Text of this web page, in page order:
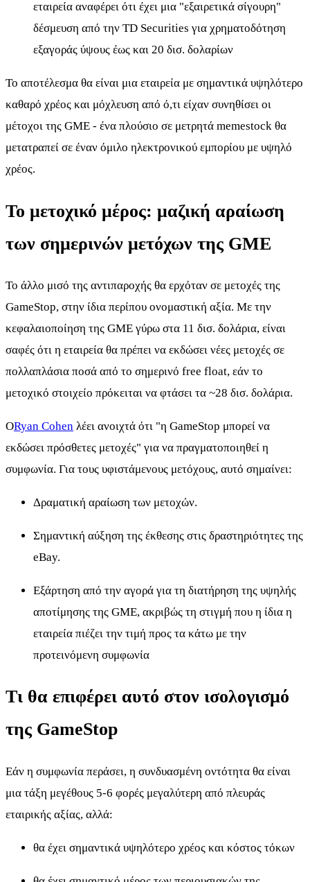
εταιρεία αναφέρει ότι έχει μια "εξαιρετικά σίγουρη"
δέσμευση από την TD Securities για χρηματοδότηση
εξαγοράς ύψους έως και 20 δισ. δολαρίων
Το αποτέλεσμα θα είναι μια εταιρεία με σημαντικά υψηλότερο
καθαρό χρέος και μόχλευση από ό,τι είχαν συνηθίσει οι
μέτοχοι της GME - ένα πλούσιο σε μετρητά memestock θα
μετατραπεί σε έναν όμιλο ηλεκτρονικού εμπορίου με υψηλό
χρέος.
Το μετοχικό μέρος: μαζική αραίωση
των σημερινών μετόχων της GME
Το άλλο μισό της αντιπαροχής θα ερχόταν σε μετοχές της
GameStop, στην ίδια περίπου ονομαστική αξία. Με την
κεφαλαιοποίηση της GME γύρω στα 11 δισ. δολάρια, είναι
σαφές ότι η εταιρεία θα πρέπει να εκδώσει νέες μετοχές σε
πολλαπλάσια ποσά από το σημερινό free float, εάν το
μετοχικό στοιχείο πρόκειται να φτάσει τα ~28 δισ. δολάρια.
ΟRyan Cohen λέει ανοιχτά ότι "η GameStop μπορεί να
εκδώσει πρόσθετες μετοχές" για να πραγματοποιηθεί η
συμφωνία. Για τους υφιστάμενους μετόχους, αυτό σημαίνει:
Δραματική αραίωση των μετοχών.
Σημαντική αύξηση της έκθεσης στις δραστηριότητες της
eBay.
Εξάρτηση από την αγορά για τη διατήρηση της υψηλής
αποτίμησης της GME, ακριβώς τη στιγμή που η ίδια η
εταιρεία πιέζει την τιμή προς τα κάτω με την
προτεινόμενη συμφωνία
Τι θα επιφέρει αυτό στον ισολογισμό
της GameStop
Εάν η συμφωνία περάσει, η συνδυασμένη οντότητα θα είναι
μια τάξη μεγέθους 5-6 φορές μεγαλύτερη από πλευράς
εταιρικής αξίας, αλλά:
θα έχει σημαντικά υψηλότερο χρέος και κόστος τόκων